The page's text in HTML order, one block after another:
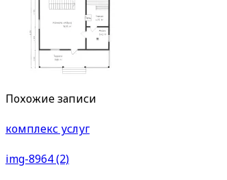
Похожие записи
комплекс услуг
img-8964 (2)